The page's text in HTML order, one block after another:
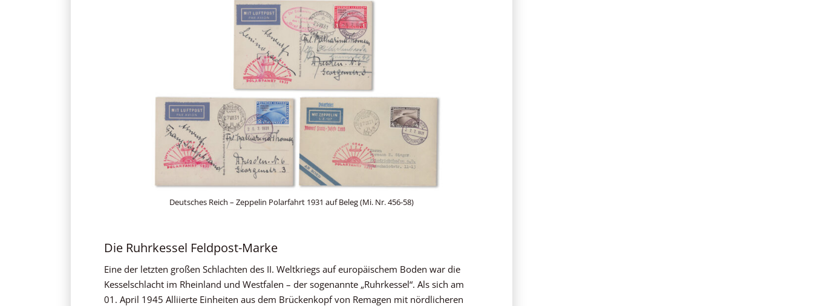
Deutsches Reich – Zeppelin Polarfahrt 1931 auf Beleg (Mi. Nr. 456-58)
Die Ruhrkessel Feldpost-Marke
Eine der letzten großen Schlachten des II. Weltkriegs auf europäischem Boden war die
Kesselschlacht im Rheinland und Westfalen – der sogenannte „Ruhrkessel“. Als sich am
01. April 1945 Alliierte Einheiten aus dem Brückenkopf von Remagen mit nördlicheren